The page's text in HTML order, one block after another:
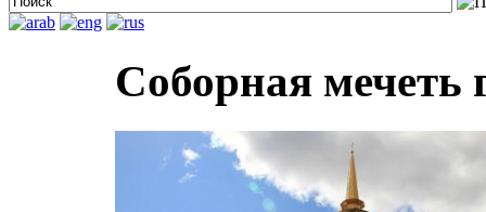
Соборная мечеть